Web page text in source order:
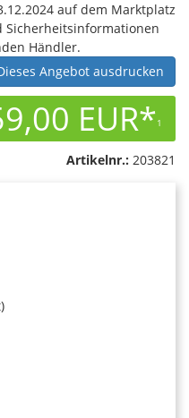
auf dem Marktplatz
Sicherheitsinformationen
Händler.
Angebot ausdrucken
EUR*1
Artikelnr.: 203821